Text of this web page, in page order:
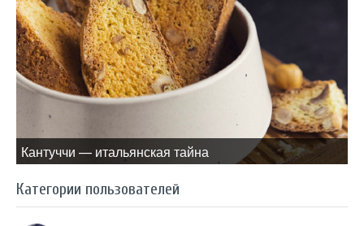
Кантуччи — итальянская тайна
Категории пользователей